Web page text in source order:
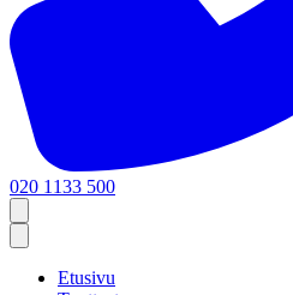
020 1133 500
Etusivu